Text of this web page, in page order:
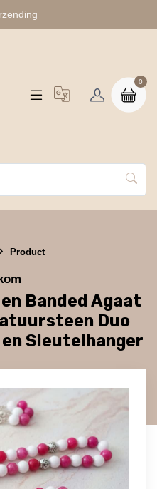
0
Product
Banded Agaat
Duo
Sleutelhanger